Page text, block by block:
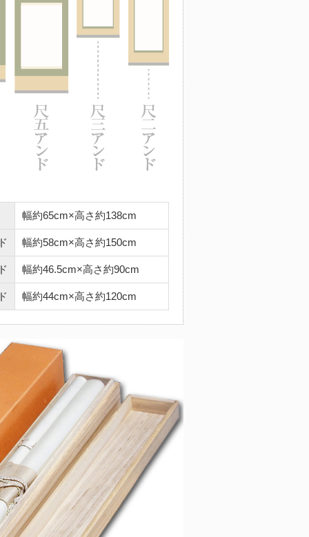
幅約65cm×高さ約138cm
幅約58cm×高さ約150cm
幅約46.5cm×高さ約90cm
幅約44cm×高さ約120cm